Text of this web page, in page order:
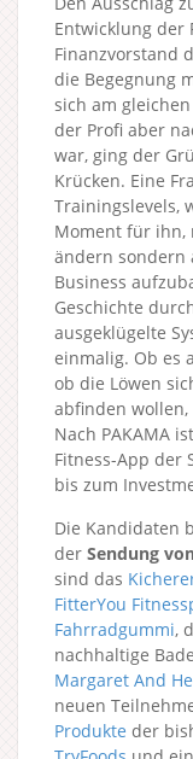
Entwicklung der
Finanzvorstand
die Begegnung
sich am
der Profi aber
war, ging der
Krücken. Eine
Trainingslevels,
Moment für ihn,
ändern sondern
Business
Geschichte
ausgeklügelte
einmalig. Ob es
ob die Löwen
abfinden
Nach PAKAMA
Fitness-App der
bis zum
Die Kandidaten
der Sendung
sind das
FitterYou
Fahrradgummi,
nachhaltige
Margaret And
neuen
Produkte der